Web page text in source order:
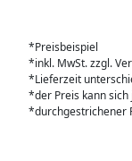
*Preisbeispiel
*inkl. MwSt. zzgl.
*Lieferzeit
*der Preis kann
*durchgestrichener